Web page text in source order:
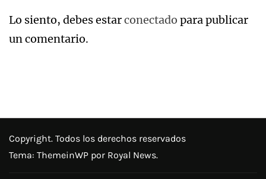
Lo siento, debes estarconectado para publicar
un comentario.
Copyright. Todos los derechos reservados
Tema: ThemeinWP por Royal News.